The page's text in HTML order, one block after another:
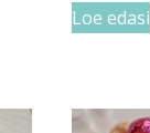
Loe edasi